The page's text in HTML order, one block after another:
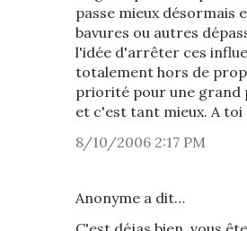
passe mieux désormais
bavures ou autres
l'idée d'arrêter ces
totalement hors de
priorité pour une grand
et c'est tant mieux. A
8/10/2006 2:17 PM
Anonyme a dit…